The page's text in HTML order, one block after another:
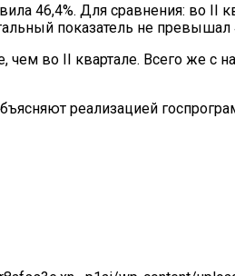
46,4%. Для сравнения: во II
показатель не превышал
чем во II квартале. Всего же с
реализацией